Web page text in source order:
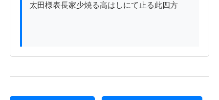
太田様表長家少焼る高はしにて止る此四方